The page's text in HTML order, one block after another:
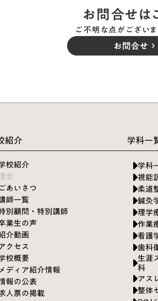
お問合せは
ご不明な点がござい
お問合せ keyboard_arrow_right
紹介
校紹介
念
あいさつ
師一覧
別顧問・特別講師
業生の声
介動画
クセス
校概要
ディア紹介情報
報の公表
人票の掲載
学科一
学科
視能
柔道
鍼灸
理学
作業
看護
歯科
生涯
科
アス
整体